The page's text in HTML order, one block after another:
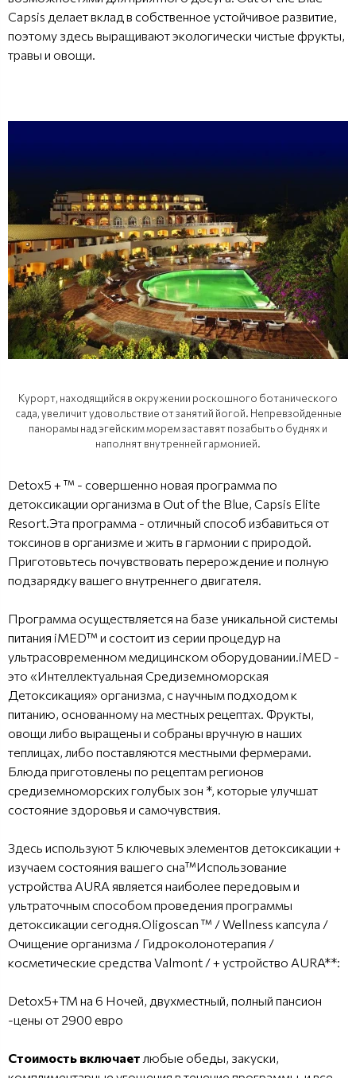
Capsis делает вклад в собственное устойчивое развитие,
поэтому здесь выращивают экологически чистые фрукты,
травы и овощи.
Курорт, находящийся в окружении роскошного ботанического
сада, увеличит удовольствие от занятий йогой. Непревзойденные
панорамы над эгейским морем заставят позабыть о буднях и
наполнят внутренней гармонией.
Detox5 + ™ - совершенно новая программа по
детоксикации организма в Out of the Blue, Capsis Elite
Resort.Эта программа - отличный способ избавиться от
токсинов в организме и жить в гармонии с природой.
Приготовьтесь почувствовать перерождение и полную
подзарядку вашего внутреннего двигателя.
Программа осуществляется на базе уникальной системы
питания iMED™ и состоит из серии процедур на
ультрасовременном медицинском оборудовании.iMED -
это «Интеллектуальная Средиземноморская
Детоксикация» организма, с научным подходом к
питанию, основанному на местных рецептах. Фрукты,
овощи либо выращены и собраны вручную в наших
теплицах, либо поставляются местными фермерами.
Блюда приготовлены по рецептам регионов
средиземноморских голубых зон *, которые улучшат
состояние здоровья и самочувствия.
Здесь используют 5 ключевых элементов детоксикации +
изучаем состояния вашего сна™Использование
устройства AURA является наиболее передовым и
ультраточным способом проведения программы
детоксикации сегодня.Oligoscan ™ / Wellness капсула /
Очищение организма / Гидроколонотерапия /
косметические средства Valmont / + устройство AURA**:
Detox5+TM на 6 Ночей, двухместный, полный пансион
-цены от 2900 евро
Стоимость включает любые обеды, закуски,